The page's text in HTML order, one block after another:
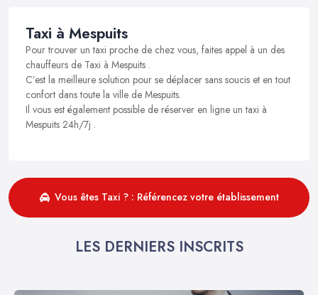
Taxi à Mespuits
Pour trouver un taxi proche de chez vous, faites appel à un des
chauffeurs de Taxi à Mespuits .
C’est la meilleure solution pour se déplacer sans soucis et en tout
confort dans toute la ville de Mespuits.
Il vous est également possible de réserver en ligne un taxi à
Mespuits 24h/7j .
Vous êtes Taxi ? : Référencez votre établissement
LES DERNIERS INSCRITS